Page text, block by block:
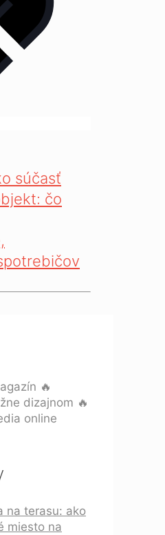
súčasť
čo
🔥
dizajnom 🔥
online
na terasu: ako
miesto na